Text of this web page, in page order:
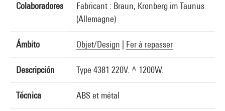
Colaboradores
Fabricant : Braun, Kronberg im Taunus
(Allemagne)
Ámbito Objet/Design Fer à repasser
Descripción Type 4381 220V. ~ 1200W.
Técnica ABS et métal